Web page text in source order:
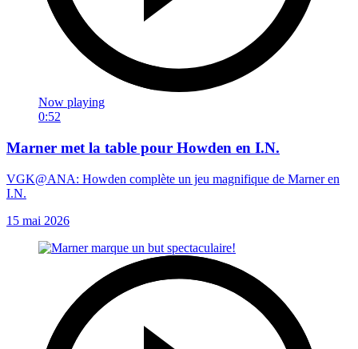
Now playing
0:52
Marner met la table pour Howden en I.N.
VGK@ANA: Howden complète un jeu magnifique de Marner en
I.N.
15 mai 2026